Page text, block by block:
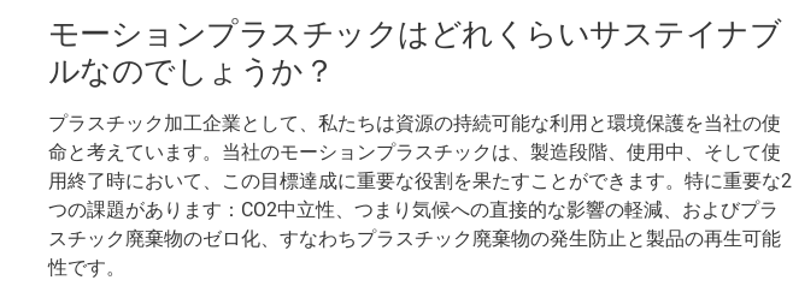
モーションプラスチックはどれくらいサステイナブ
ルなのでしょうか？
プラスチック加工企業として、私たちは資源の持続可能な利用と環境保護を当社の使
命と考えています。当社のモーションプラスチックは、製造段階、使用中、そして使
用終了時において、この目標達成に重要な役割を果たすことができます。特に重要な2
つの課題があります：CO2中立性、つまり気候への直接的な影響の軽減、およびプラ
スチック廃棄物のゼロ化、すなわちプラスチック廃棄物の発生防止と製品の再生可能
性です。